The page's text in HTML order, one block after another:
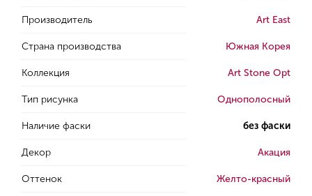
Производитель Art East
Страна производства Южная Корея
Коллекция Art Stone Opt
Тип рисунка Однополосный
Наличие фаски без фаски
Декор Акация
Оттенок Желто-красный